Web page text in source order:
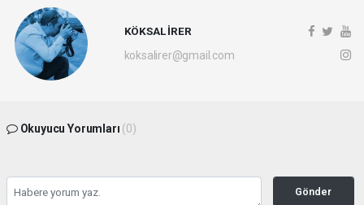
KÖKSAL İRER
koksalirer@gmail.com
Okuyucu Yorumları (0)
Gönder